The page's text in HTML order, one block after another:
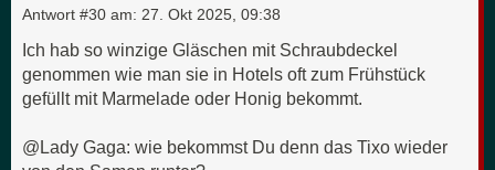
Antwort #30 am: 27. Okt 2025, 09:38
Ich hab so winzige Gläschen mit Schraubdeckel
genommen wie man sie in Hotels oft zum Frühstück
gefüllt mit Marmelade oder Honig bekommt.
@Lady Gaga: wie bekommst Du denn das Tixo wieder